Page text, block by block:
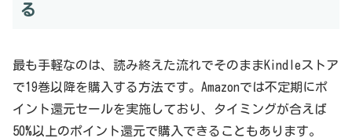
る
最も手軽なのは、読み終えた流れでそのままKindleストア
で19巻以降を購入する方法です。Amazonでは不定期にポ
イント還元セールを実施しており、タイミングが合えば
50%以上のポイント還元で購入できることもあります。